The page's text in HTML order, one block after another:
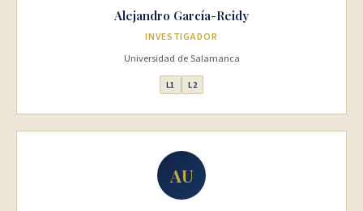
Alejandro García-Reidy
INVESTIGADOR
Universidad de Salamanca
L1 L2
AU